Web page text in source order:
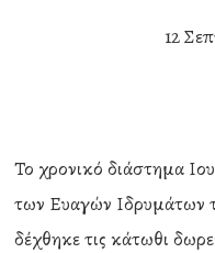
12
Το χρονικό διάστημα
των Ευαγών Ιδρυμάτων
δέχθηκε τις κάτωθι